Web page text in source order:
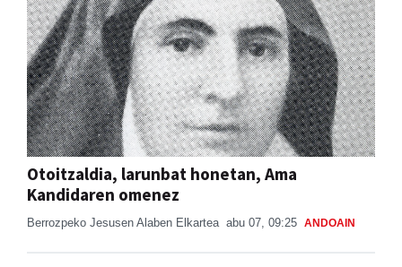
Otoitzaldia, larunbat honetan, Ama
Kandidaren omenez
Berrozpeko Jesusen Alaben Elkartea abu 07, 09:25 ANDOAIN